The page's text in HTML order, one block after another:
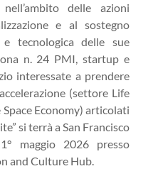
delle azioni
e al sostegno
tecnologica delle sue
n. 24 PMI, startup e
interessate a prendere
(settore Life
Economy) articolati
si terrà a San Francisco
maggio 2026 presso
and Culture Hub.